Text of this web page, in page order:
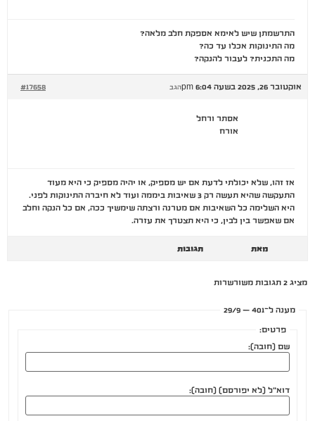
התרשמתן שיש לאימא אספקת חלב מלאה?
מה התינוקות אכלו עד כה?
מה התכנית? לעבור להנקה?
אוקטובר 26, 2025 בשעה 6:04 pm #17658 הגב
אסתר ורחל
אורח
אז זהו, שלא יכולתי לדעת אם יש מספיק, או יהיה מספיק כי היא מעוד
התעקשה שהיא תעשה רק 3 שאיבות ביממה ועוד לא חיברה התינוקות לפני.
היא השלימה כל השאיבות אם מטרנה ורצתה שימשיך ככה, אם כל הנקה וחלב
אם שאפשר בין לבין, כי היא תצטרך את עזרה.
מאת תגובות
מציג 2 תגובות משורשרות
מענה ל־401 – 29/9
פרטים:
שם (חובה):
דוא"ל (לא יפורסם) (חובה):